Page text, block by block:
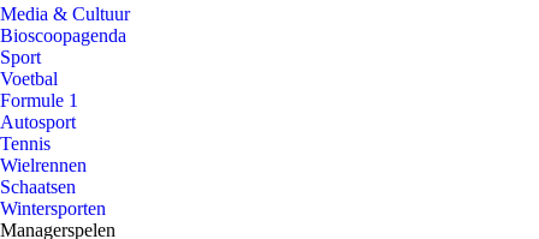
Media & Cultuur
Bioscoopagenda
Sport
Voetbal
Formule 1
Autosport
Tennis
Wielrennen
Schaatsen
Wintersporten
Managerspelen